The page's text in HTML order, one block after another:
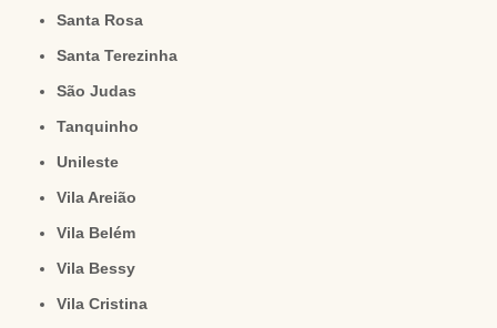
Santa Rosa
Santa Terezinha
São Judas
Tanquinho
Unileste
Vila Areião
Vila Belém
Vila Bessy
Vila Cristina